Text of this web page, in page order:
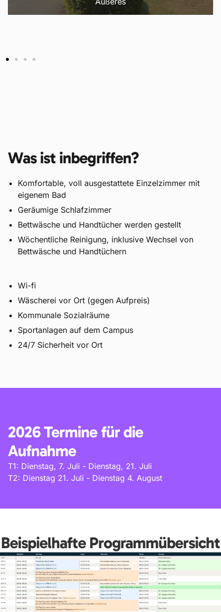
Was ist inbegriffen?
Komfortable, voll ausgestattete Einzelzimmer mit
eigenem Bad
Geräumige Schlafzimmer
Bettwäsche und Handtücher werden gestellt
Wöchentliche Reinigung, inklusive Wechsel von
Bettwäsche und Handtüchern
Wi-fi
Wäscherei vor Ort (gegen Aufpreis)
Kommunale Sozialräume
Sportanlagen auf dem Campus
24/7 Sicherheit vor Ort
2026 Termine für die
Aufnahme
T1: Dienstag, 7. Juli - Dienstag, 21. Juli
T2: Dienstag 21. Juli - Dienstag 4. August
Beispielhafte Programmübersicht